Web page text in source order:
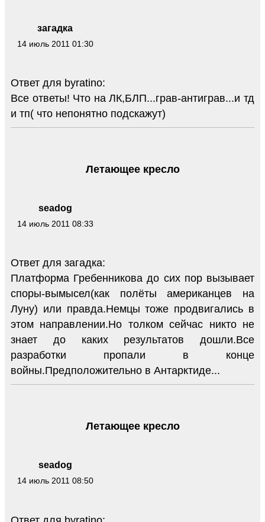
загадка
14 июль 2011 01:30
Ответ для byratino:
Все ответы! Что на ЛК,БЛП...грав-антиграв...и тд
и тп( что непонятно подскажут)
seadog
14 июль 2011 08:33
Летающее кресло
Ответ для загадка:
Платформа Гребенникова до сих пор вызывает
споры-вымысел(как полёты американцев на
Луну) или правда.Немцы тоже продвигались в
этом направлении.Но толком сейчас никто не
знает до каких результатов дошли.Все
разработки пропали в конце
войны.Предположительно в Антарктиде...
seadog
14 июль 2011 08:50
Летающее кресло